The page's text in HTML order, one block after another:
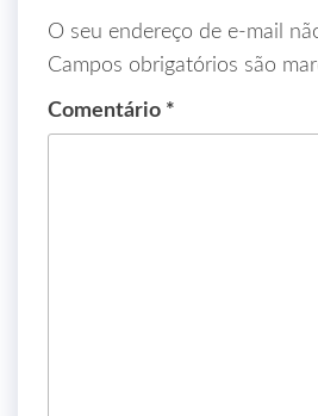
O seu endereço de e-mail
Campos obrigatórios são
Comentário *